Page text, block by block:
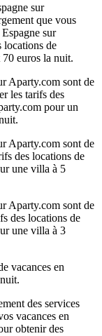
sur
que vous
sur
locations de
70 euros la nuit.
Aparty.com sont de
les tarifs des
pour un
Aparty.com sont de
des locations de
une villa à 5
Aparty.com sont de
des locations de
une villa à 3
vacances en
des services
vacances en
obtenir des